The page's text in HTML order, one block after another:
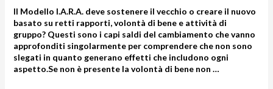
Il Modello I.A.R.A. deve sostenere il vecchio o creare il nuovo
basato su retti rapporti, volontà di bene e attività di
gruppo? Questi sono i capi saldi del cambiamento che vanno
approfonditi singolarmente per comprendere che non sono
slegati in quanto generano effetti che includono ogni
aspetto.Se non è presente la volontà di bene non …